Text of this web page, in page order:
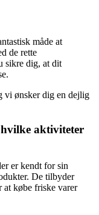
måde at
de rette
sikre dig, at dit
vi ønsker dig en dejlig
aktiviteter
er kendt for sin
De tilbyder
at købe friske varer